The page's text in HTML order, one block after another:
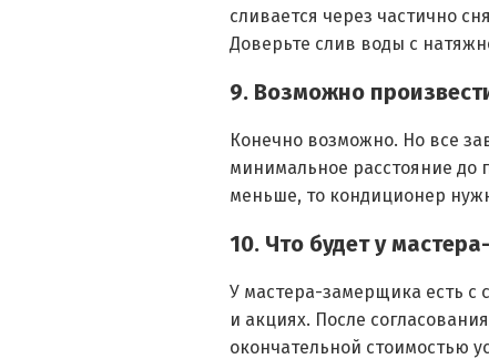
сливается через частично
Доверьте слив воды с
9. Возможно
Конечно возможно. Но все
минимальное расстояние до
меньше, то кондиционер
10. Что будет у
У мастера-замерщика есть с
и акциях. После
окончательной стоимостью